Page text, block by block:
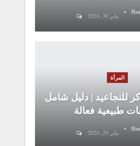
يناير 30, 2026
المرأة
للتجاعيد | دليل شامل
طبيعية فعالة
يناير 29, 2026